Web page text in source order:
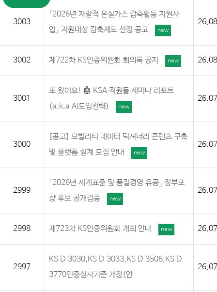
3003
『2026년 자발적 온실가스 감축활동 지원사
업』 지원대상 감축제도 선정 공고
new
3002 제722차 KS인증위원회 회의록 공지 new
3001
또 왔어요! 🤖 KSA 직원들 세미나 리포트
(a.k.a AI도입전략)
new
3000
[공고] 모빌리티 데이터 딕셔너리 콘텐츠 구축
및 플랫폼 설계 모집 안내
new
2999
「2026년 세계표준 및 품질경영 유공」 정부포
상 후보 공개검증
new
2998 제723차 KS인증위원회 개최 안내 new
2997
KS D 3030,KS D 3033,KS D 3506,KS D
3770인증심사기준 개정(안